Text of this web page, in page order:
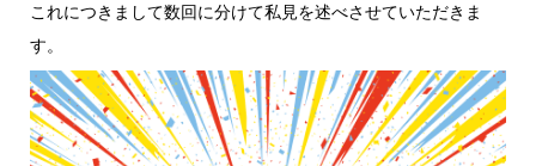
これにつきまして数回に分けて私見を述べさせていただきま
す。